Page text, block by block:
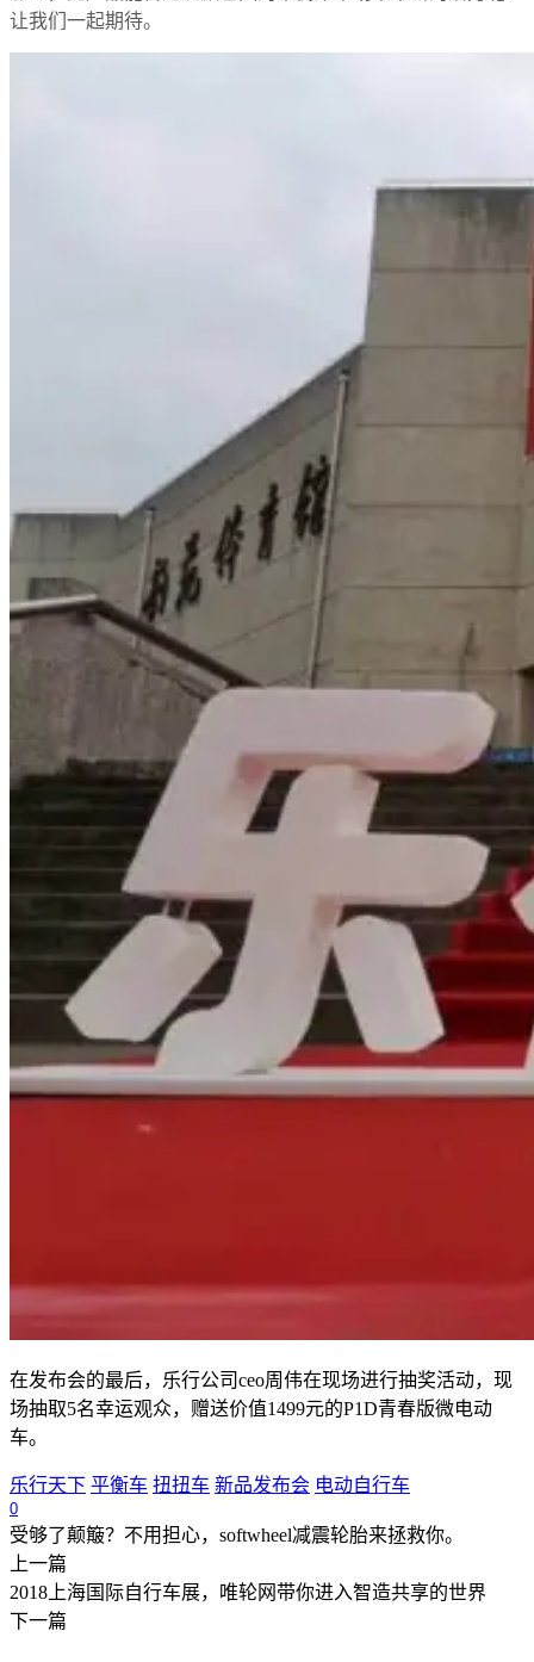
让我们一起期待。
在发布会的最后，乐行公司ceo周伟在现场进行抽奖活动，现
场抽取5名幸运观众，赠送价值1499元的P1D青春版微电动
车。
乐行天下 平衡车 扭扭车 新品发布会 电动自行车
0
受够了颠簸？不用担心，softwheel减震轮胎来拯救你。
上一篇
2018上海国际自行车展，唯轮网带你进入智造共享的世界
下一篇